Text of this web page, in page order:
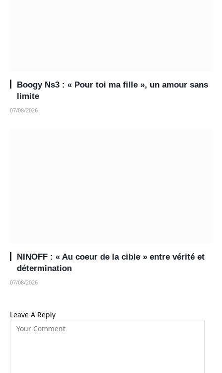
Boogy Ns3 : « Pour toi ma fille », un amour sans
limite
07/08/2026
NINOFF : « Au coeur de la cible » entre vérité et
détermination
07/08/2026
Leave A Reply